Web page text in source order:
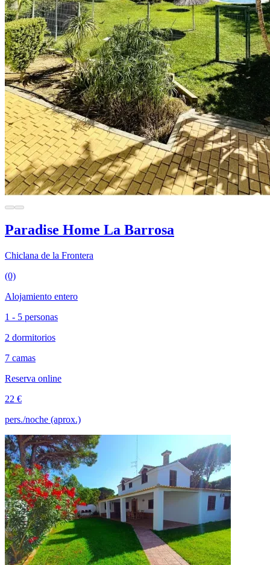
Paradise Home La Barrosa
Chiclana de la Frontera
(0)
Alojamiento entero
1 - 5 personas
2 dormitorios
7 camas
Reserva online
22 €
pers./noche (aprox.)